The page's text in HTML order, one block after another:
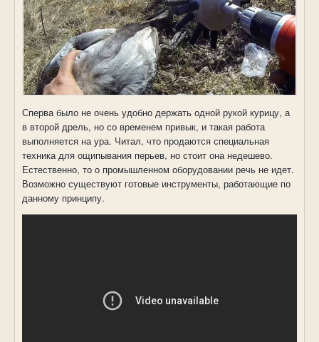
Сперва было не очень удобно держать одной рукой курицу, а
в второй дрель, но со временем привык, и такая работа
выполняется на ура. Читал, что продаются специальная
техника для ощипывания перьев, но стоит она недешево.
Естественно, то о промышленном оборудовании речь не идет.
Возможно существуют готовые инструменты, работающие по
данному принципу.